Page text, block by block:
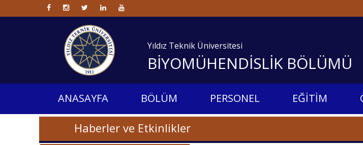
Yıldız Teknik Üniversitesi
BİYOMÜHENDİSLİK BÖLÜMÜ
ANASAYFA BÖLÜM PERSONEL EĞİTİM
Haberler ve Etkinlikler